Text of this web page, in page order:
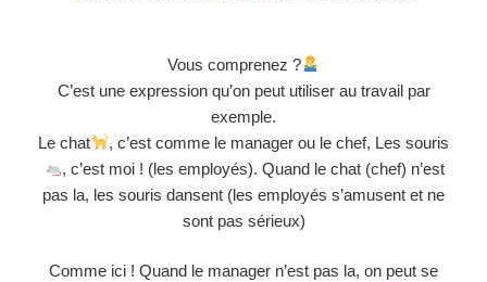
Vous comprenez ?
C’est une expression qu’on peut utiliser au travail par
exemple.
Le chat
, c’est comme le manager ou le chef, Les souris
, c’est moi ! (les employés). Quand le chat (chef) n’est
pas la, les souris dansent (les employés s’amusent et ne
sont pas sérieux)
Comme ici ! Quand le manager n’est pas la, on peut se